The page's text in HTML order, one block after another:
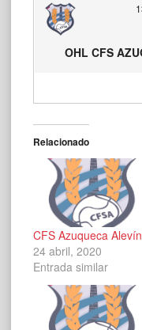
OHL CFS
Relacionado
CFS Azuqueca
24 abril, 2020
Entrada similar